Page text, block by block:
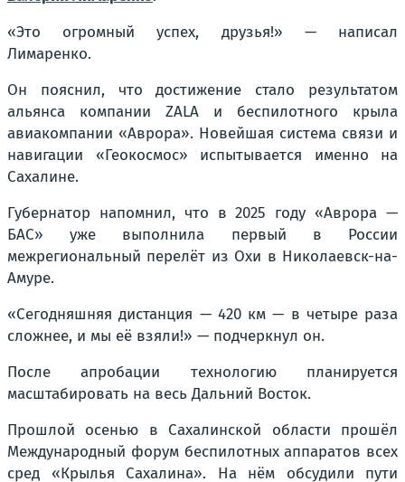
«Это огромный успех, друзья!» — написал
Лимаренко.
Он пояснил, что достижение стало результатом
альянса компании ZALA и беспилотного крыла
авиакомпании «Аврора». Новейшая система связи и
навигации «Геокосмос» испытывается именно на
Сахалине.
Губернатор напомнил, что в 2025 году «Аврора —
БАС» уже выполнила первый в России
межрегиональный перелёт из Охи в Николаевск-на-
Амуре.
«Сегодняшняя дистанция — 420 км — в четыре раза
сложнее, и мы её взяли!» — подчеркнул он.
После апробации технологию планируется
масштабировать на весь Дальний Восток.
Прошлой осенью в Сахалинской области прошёл
Международный форум беспилотных аппаратов всех
сред «Крылья Сахалина». На нём обсудили пути